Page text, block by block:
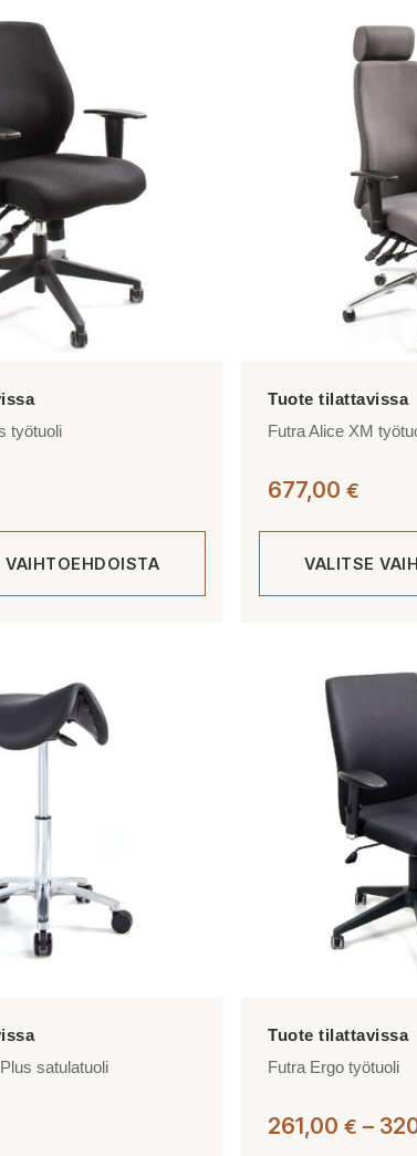
työtuoli
VAIHTOEHDOISTA
Futra Alice XM
677,00 €
VALITSE
muunnelma.
satulatuoli Futra Ergo työtuoli
261,00 € –